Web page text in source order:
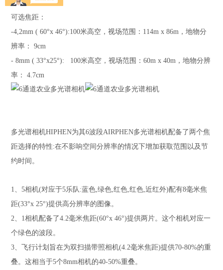
可选焦距：
-4,2mm ( 60°x 46°):100米高空，视场范围：114m x 86m，地物分
辨率： 9cm
- 8mm ( 33°x25°): 100米高空，视场范围：60m x 40m，地物分辨
率： 4.7cm
多光谱相机HIPHEN为其6波段AIRPHEN多光谱相机配备了两个焦
距选择的特性:在不影响空间分辨率的情况下增加获取范围以及节
约时间。
1、5相机(对应于5乐队:蓝色,绿色,红色,红色,近红外)配有8毫米焦
距(33°x 25°)提供高分辨率的图像。
2、1相机配备了4.2毫米焦距(60°x 46°)提供两片。这个相机对应一
个绿色的波段。
3、飞行计划旨在为双扫描带照相机(4.2毫米焦距)提供70-80%的重
叠。这相当于5个8mm相机的40-50%重叠。